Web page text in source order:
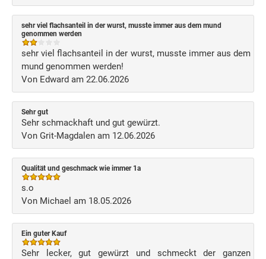
sehr viel flachsanteil in der wurst, musste immer aus dem mund
genommen werden
sehr viel flachsanteil in der wurst, musste immer aus dem
mund genommen werden!
Von Edward am 22.06.2026
Sehr gut
Sehr schmackhaft und gut gewürzt.
Von Grit-Magdalen am 12.06.2026
Qualität und geschmack wie immer 1a
s.o
Von Michael am 18.05.2026
Ein guter Kauf
Sehr lecker, gut gewürzt und schmeckt der ganzen